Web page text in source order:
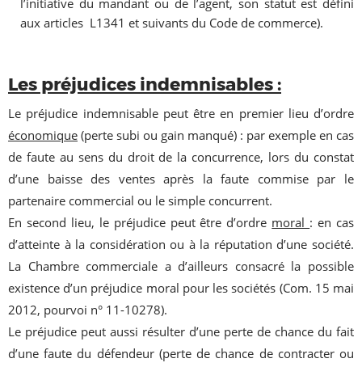
aux articles L1341 et suivants du Code de commerce).
Les préjudices indemnisables :
Le préjudice indemnisable peut être en premier lieu d’ordre
économique (perte subi ou gain manqué) : par exemple en cas
de faute au sens du droit de la concurrence, lors du constat
d’une baisse des ventes après la faute commise par le
partenaire commercial ou le simple concurrent.
En second lieu, le préjudice peut être d’ordre moral : en cas
d’atteinte à la considération ou à la réputation d’une société.
La Chambre commerciale a d’ailleurs consacré la possible
existence d’un préjudice moral pour les sociétés (Com. 15 mai
2012, pourvoi n° 11-10278).
Le préjudice peut aussi résulter d’une perte de chance du fait
d’une faute du défendeur (perte de chance de contracter ou